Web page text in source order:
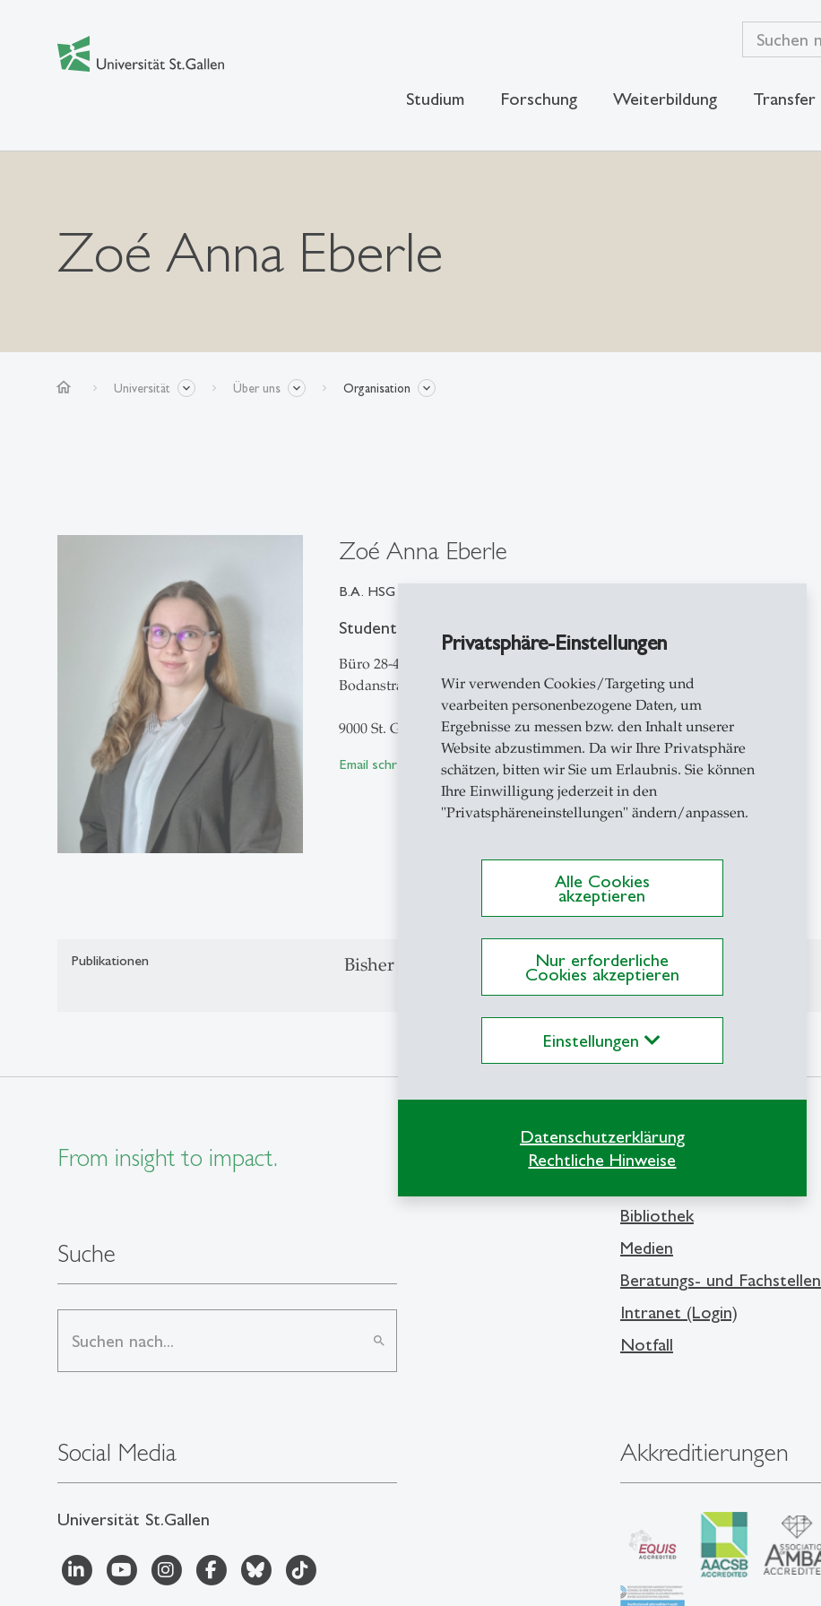
Privatsphäre-Einstellungen
Wir verwenden Cookies/Targeting und
vearbeiten personenbezogene Daten, um
Ergebnisse zu messen bzw. den Inhalt unserer
Website abzustimmen. Da wir Ihre Privatsphäre
schätzen, bitten wir Sie um Erlaubnis. Sie können
Ihre Einwilligung jederzeit in den
"Privatsphäreneinstellungen" ändern/anpassen.
Alle Cookies
akzeptieren
Nur erforderliche
Cookies akzeptieren
Einstellungen
Datenschutzerklärung
Rechtliche Hinweise
Studium Forschung Weiterbildung Transfer
Zoé Anna Eberle
home Universität Über uns Organisation
Zoé Anna Eberle
B.A. HSG
Studentische Mitarbeiterin
Büro 28-401
Bodanstrasse 6
9000 St. Gallen
Email schreiben
Publikationen Bisher keine Publikationen auf Alexandria
From insight to impact.
Suche
search
Social Media
Universität St.Gallen
Info Desk
Bibliothek
Medien
Beratungs- und Fachstellen
Intranet (Login)
Notfall
Akkreditierungen